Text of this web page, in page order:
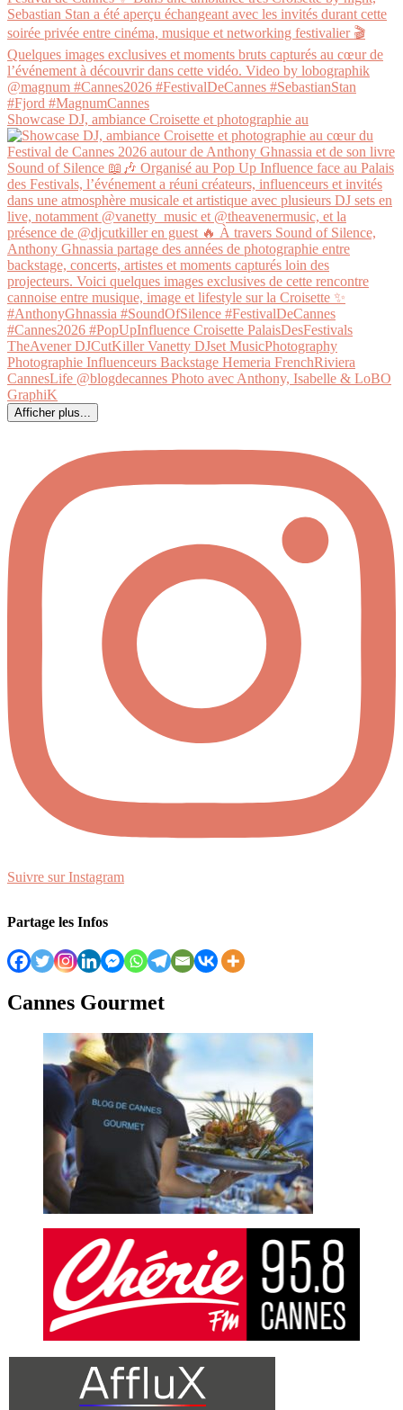
Showcase DJ, ambiance Croisette et photographie au
Afficher plus...
Suivre sur Instagram
Partage les Infos
Cannes Gourmet